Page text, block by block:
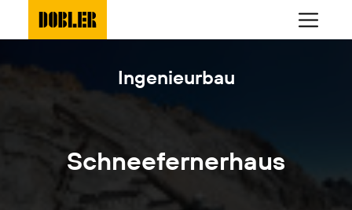
Ingenieurbau
Schneefernerhaus